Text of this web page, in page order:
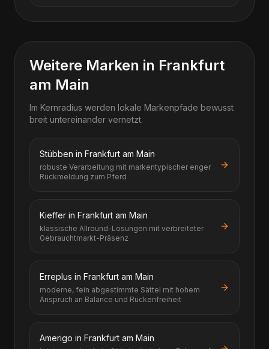
Weitere Marken in Frankfurt
am Main
Im Kernradius werden lokale Markenpfade bewusst
breit untereinander vernetzt.
Stübben in Frankfurt am Main
robuste Verarbeitung mit markentypischer enger
Rückmeldung zum Pferd
Kieffer in Frankfurt am Main
klassische Allround-Lösungen mit verbreiteter
Gebrauchtmarkt-Präsenz
Erreplus in Frankfurt am Main
moderne, fein abgestimmte Sättel mit hohem
Anspruch an Balance und Rückenfreiheit
Amerigo in Frankfurt am Main